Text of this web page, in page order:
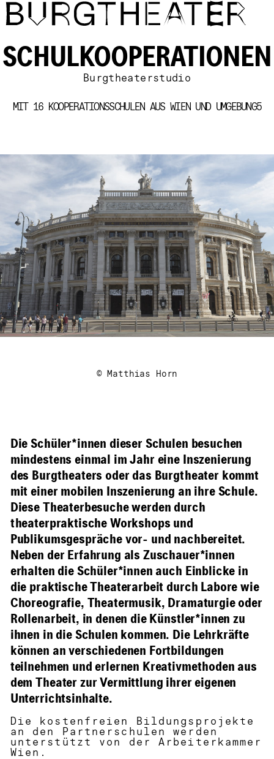
Direkt zum Inhalt
SCHULKOOPERATIONEN
Burgtheaterstudio
MIT 16 KOOPERATIONSSCHULEN AUS WIEN UND UMGEBUNG5
© Matthias Horn
Die Schüler*innen dieser Schulen besuchen
mindestens einmal im Jahr eine Inszenierung
des Burgtheaters oder das Burgtheater kommt
mit einer mobilen Inszenierung an ihre Schule.
Diese Theaterbesuche werden durch
theaterpraktische Workshops und
Publikumsgespräche vor- und nachbereitet.
Neben der Erfahrung als Zuschauer*innen
erhalten die Schüler*innen auch Einblicke in
die praktische Theaterarbeit durch Labore wie
Choreografie, Theatermusik, Dramaturgie oder
Rollenarbeit, in denen die Künstler*innen zu
ihnen in die Schulen kommen. Die Lehrkräfte
können an verschiedenen Fortbildungen
teilnehmen und erlernen Kreativmethoden aus
dem Theater zur Vermittlung ihrer eigenen
Unterrichtsinhalte.
Die kostenfreien Bildungsprojekte
an den Partnerschulen werden
unterstützt von der Arbeiterkammer
Wien.